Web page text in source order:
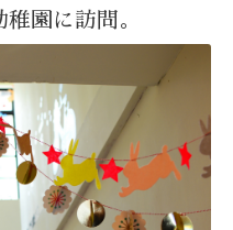
園に訪問。